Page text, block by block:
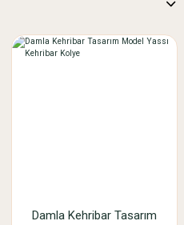
Damla Kehribar Tasarım